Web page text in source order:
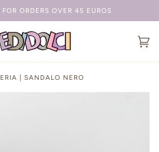
ORDERS OVER 45 EUROS
| SANDALO NERO